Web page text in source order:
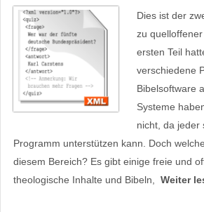
Dies ist der
zu
ersten Teil
verschiedene
Bibelsoftware
Systeme
nicht, da jeder
Programm unterstützen kann. Doch
diesem Bereich? Es gibt einige freie und
theologische Inhalte und Bibeln,
Weiter